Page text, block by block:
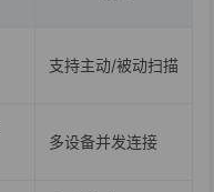
支持主动/被动扫描
多设备并发连接